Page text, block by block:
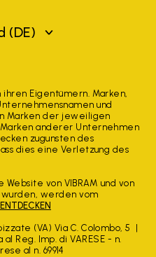
(DE)
Eigentümern. Marken,
und
Marken der jeweiligen
anderer Unternehmen
zugunsten des
dies eine Verletzung des
von VIBRAM und von
werden vom
(VA) Via C. Colombo, 5
al Reg. Imp. di VARESE - n.
al n. 69914